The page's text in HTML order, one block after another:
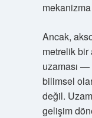
Ancak,
metrelik
uzaması
bilimsel
değil.
gelişim